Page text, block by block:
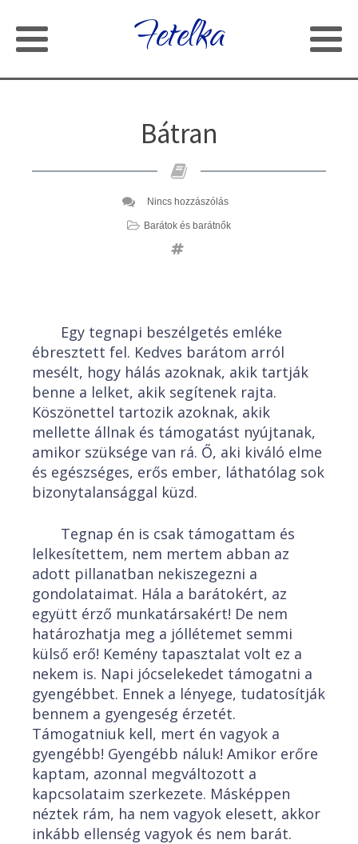
Fetelka
Bátran
Nincs hozzászólás
Barátok és barátnők
Egy tegnapi beszélgetés emléke
ébresztett fel. Kedves barátom arról
mesélt, hogy hálás azoknak, akik tartják
benne a lelket, akik segítenek rajta.
Köszönettel tartozik azoknak, akik
mellette állnak és támogatást nyújtanak,
amikor szüksége van rá. Ő, aki kiváló elme
és egészséges, erős ember, láthatólag sok
bizonytalansággal küzd.
Tegnap én is csak támogattam és
lelkesítettem, nem mertem abban az
adott pillanatban nekiszegezni a
gondolataimat. Hála a barátokért, az
együtt érző munkatársakért! De nem
határozhatja meg a jóllétemet semmi
külső erő! Kemény tapasztalat volt ez a
nekem is. Napi jócselekedet támogatni a
gyengébbet. Ennek a lényege, tudatosítják
bennem a gyengeség érzetét.
Támogatniuk kell, mert én vagyok a
gyengébb! Gyengébb náluk! Amikor erőre
kaptam, azonnal megváltozott a
kapcsolataim szerkezete. Másképpen
néztek rám, ha nem vagyok elesett, akkor
inkább ellenség vagyok és nem barát.